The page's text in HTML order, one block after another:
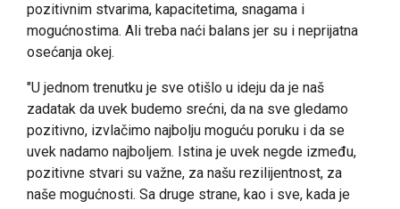
pozitivnim stvarima, kapacitetima, snagama i
mogućnostima. Ali treba naći balans jer su i neprijatna
osećanja okej.
"U jednom trenutku je sve otišlo u ideju da je naš
zadatak da uvek budemo srećni, da na sve gledamo
pozitivno, izvlačimo najbolju moguću poruku i da se
uvek nadamo najboljem. Istina je uvek negde između,
pozitivne stvari su važne, za našu rezilijentnost, za
naše mogućnosti. Sa druge strane, kao i sve, kada je